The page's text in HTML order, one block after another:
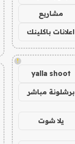
مشاريع
اعلانات باكلينك
!
yalla shoot
برشلونة مباشر
يلا شوت